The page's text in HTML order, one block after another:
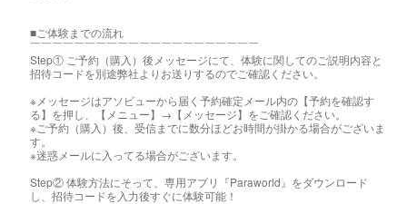
■ご体験までの流れ
￣￣￣￣￣￣￣￣￣￣￣￣￣￣￣￣￣￣￣￣￣
Step① ご予約（購入）後メッセージにて、体験に関してのご説明内容と
招待コードを別途弊社よりお送りするのでご確認ください。
※メッセージはアソビューから届く予約確定メール内の【予約を確認す
る】を押し、【メニュー】→【メッセージ】をご確認ください。
※ご予約（購入）後、受信までに数分ほどお時間が掛かる場合がございま
す。
※迷惑メールに入ってる場合がございます。
Step② 体験方法にそって、専用アプリ『Paraworld』をダウンロード
し、招待コードを入力後すぐに体験可能！